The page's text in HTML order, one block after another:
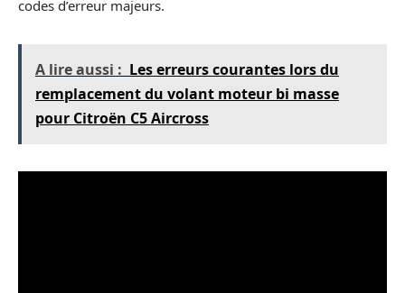
codes d’erreur majeurs.
A lire aussi : Les erreurs courantes lors du
remplacement du volant moteur bi masse
pour Citroën C5 Aircross